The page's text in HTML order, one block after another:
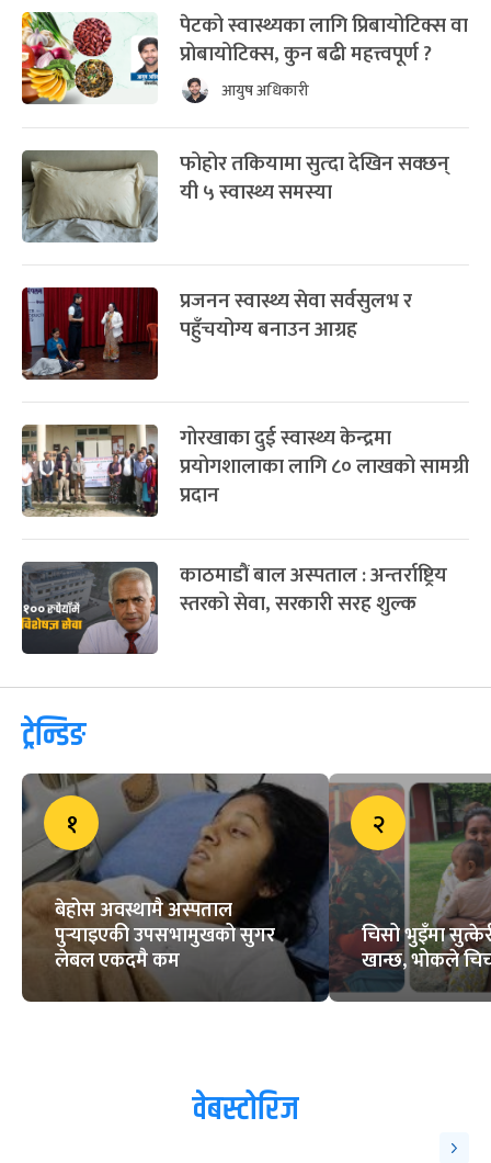
पेटको स्वास्थ्यका लागि प्रिबायोटिक्स वा
प्रोबायोटिक्स, कुन बढी महत्त्वपूर्ण ?
आयुष अधिकारी
फोहोर तकियामा सुत्दा देखिन सक्छन्
यी ५ स्वास्थ्य समस्या
प्रजनन स्वास्थ्य सेवा सर्वसुलभ र
पहुँचयोग्य बनाउन आग्रह
गोरखाका दुई स्वास्थ्य केन्द्रमा
प्रयोगशालाका लागि ८० लाखको सामग्री
प्रदान
काठमाडौं बाल अस्पताल : अन्तर्राष्ट्रिय
स्तरको सेवा, सरकारी सरह शुल्क
ट्रेन्डिङ
१
बेहोस अवस्थामै अस्पताल
पुर्‍याइएकी उपसभामुखको सुगर
लेबल एकदमै कम
२
चिसो भुइँमा
खान्छ, भोकले
वेबस्टोरिज